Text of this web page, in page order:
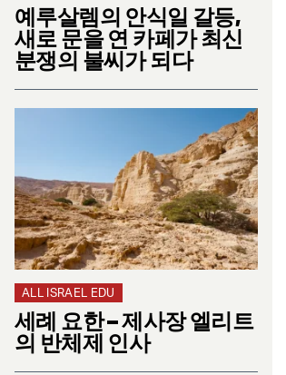
예루살렘의 안식일 갈등,
새로 문을 연 카페가 최신
분쟁의 불씨가 되다
ALL ISRAEL EDU
세례 요한 – 제사장 엘리트
의 반체제 인사